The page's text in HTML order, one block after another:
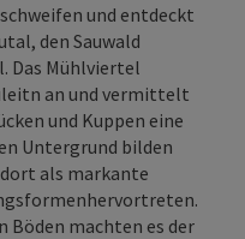
und entdeckt
den Sauwald
Das Mühlviertel
an und vermittelt
und Kuppen eine
Untergrund bilden
dort als markante
Böden machten es der